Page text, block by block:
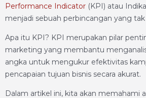
Performance Indicator (KPI) atau
menjadi sebuah perbincangan yang
Apa itu KPI? KPI merupakan pilar
marketing yang membantu
angka untuk mengukur efektivitas
pencapaian tujuan bisnis secara akurat.
Dalam artikel ini, kita akan memahami